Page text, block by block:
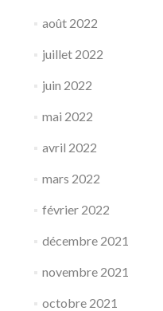
août 2022
juillet 2022
juin 2022
mai 2022
avril 2022
mars 2022
février 2022
décembre 2021
novembre 2021
octobre 2021